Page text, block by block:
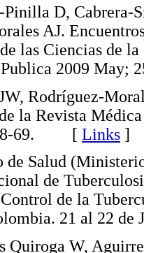
Pinilla D, Cabrera-
AJ.
las Ciencias de
Publica 2009
Rodríguez-
la Revista
69. [ Links ]
de Salud
de
de la
21 al 22
Quiroga W,